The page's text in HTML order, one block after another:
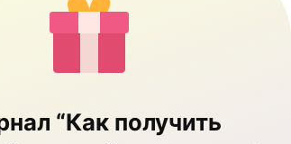
“Как получить